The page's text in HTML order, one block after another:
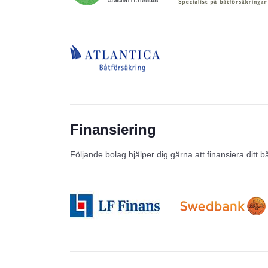
Finansiering
Följande bolag hjälper dig gärna att finansiera ditt